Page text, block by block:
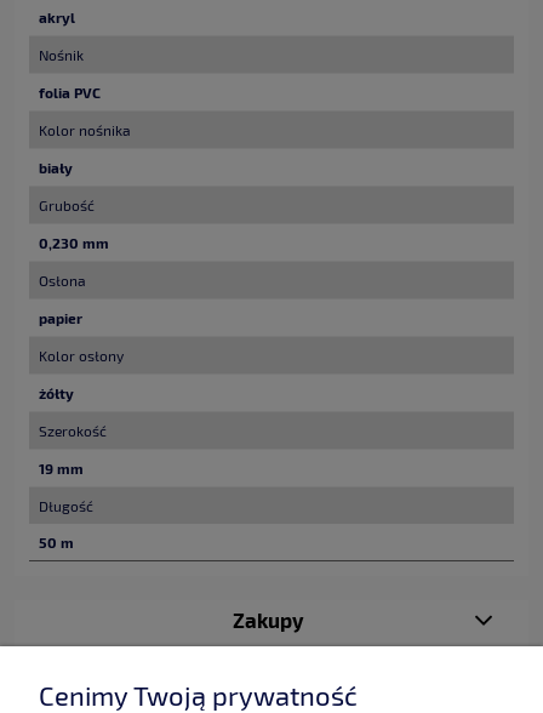
akryl
Nośnik
folia PVC
Kolor nośnika
biały
Grubość
0,230 mm
Osłona
papier
Kolor osłony
żółty
Szerokość
19 mm
Długość
50 m
Zakupy
Cenimy Twoją prywatność